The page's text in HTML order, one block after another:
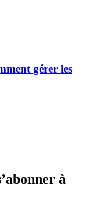
gérer les
à